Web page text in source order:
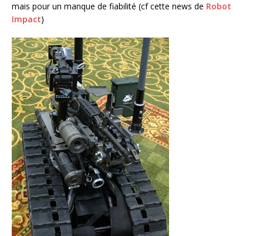
mais pour un manque de fiabilité (cf cette news de Robot
Impact)